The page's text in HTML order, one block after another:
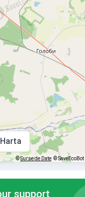
©Surse de Date © SaveEcoBot
support